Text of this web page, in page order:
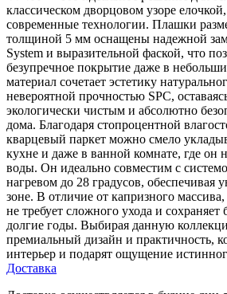
классическом дворцовом узоре
современные технологии. Плашки
толщиной 5 мм оснащены надежной
System и выразительной фаской, что
безупречное покрытие даже в
материал сочетает эстетику
невероятной прочностью SPC,
экологически чистым и абсолютно
дома. Благодаря стопроцентной
кварцевый паркет можно смело
кухне и даже в ванной комнате, где он
воды. Он идеально совместим с
нагревом до 28 градусов,
зоне. В отличие от капризного массива,
не требует сложного ухода и
долгие годы. Выбирая данную
премиальный дизайн и практичность,
интерьер и подарят ощущение
Доставка